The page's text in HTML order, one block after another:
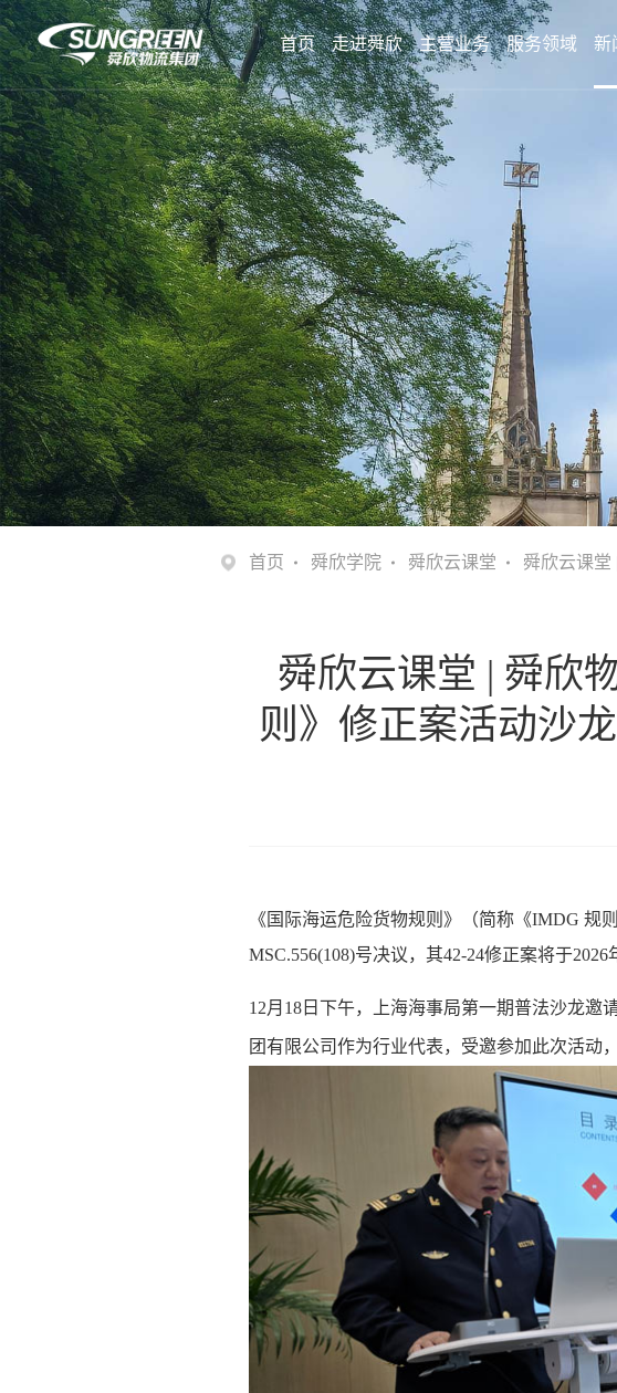
首页 走进舜欣 主营业务 服务领域 新
首页 舜欣学院 舜欣云课堂 舜欣云课堂
舜欣云课堂 | 舜欣
则》修正案活动沙
《国际海运危险货物规则》（简称《IMDG
MSC.556(108)号决议，其42-24修正案将于2026
12月18日下午，上海海事局第一期普法沙龙
团有限公司作为行业代表，受邀参加此次活动